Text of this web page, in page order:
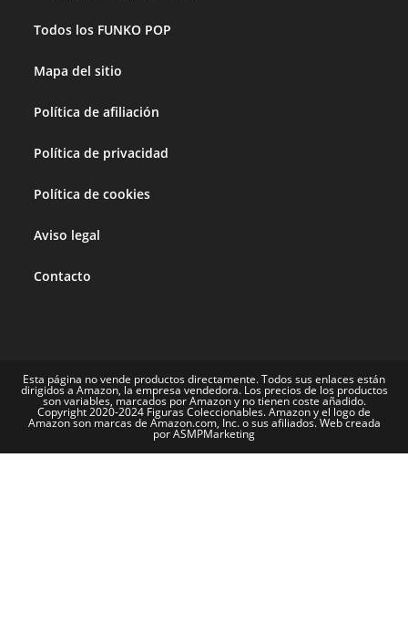
Todos los FUNKO POP
Mapa del sitio
Política de afiliación
Política de privacidad
Política de cookies
Aviso legal
Contacto
Esta página no vende productos directamente. Todos sus enlaces están
dirigidos a Amazon, la empresa vendedora. Los precios de los productos
son variables, marcados por Amazon y no tienen coste añadido.
Copyright 2020-2024 Figuras Coleccionables. Amazon y el logo de
Amazon son marcas de Amazon.com, Inc. o sus afiliados. Web creada
por ASMPMarketing